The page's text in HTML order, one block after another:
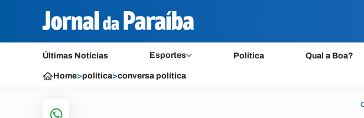
Últimas Notícias Esportes Política Qual a Boa?
Home>política>conversa política